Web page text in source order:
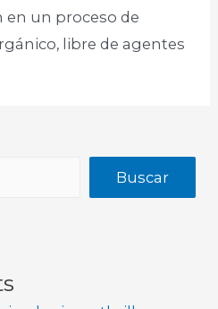
en un proceso de
libre de agentes
Buscar